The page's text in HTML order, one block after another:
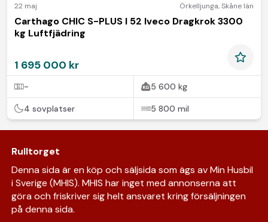
22 maj Örkelljunga,Skåne län
Carthago CHIC S-PLUS I 52 Iveco Dragkrok 3300
kg Luftfjädring
1 695 000 kr
- 5 600 kg
4 sovplatser 5 800 mil
Rulltorget
Denna sida är en köp och säljsida som ägs av Min Husbil
i Sverige (MHIS). MHIS har inget med annonserna att
göra och friskriver sig helt ansvaret kring försäljningen
på denna sida.